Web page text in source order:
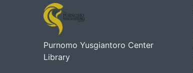
Purnomo Yusgiantoro Center
Library